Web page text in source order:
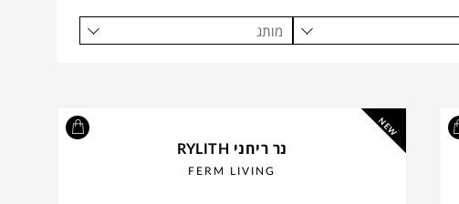
מותג
NEW
נר ריחני RYLITH
FERM LIVING